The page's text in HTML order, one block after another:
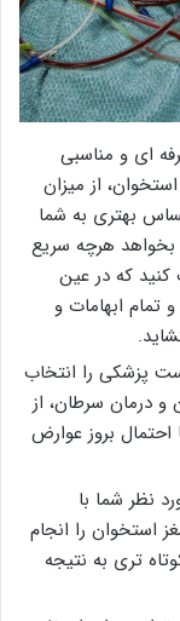
ای و مناسبی
از میزان
بهتری به شما
هرچه سریع
که در عین
ابهامات و
پزشکی را انتخاب
و درمان سرطان، از
بروز عوارض
نظر شما با
استخوان را انجام
تری به نتیجه